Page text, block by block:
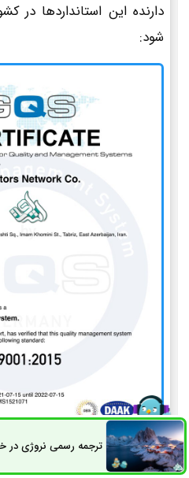
دارنده این استانداردها در
شود:
ترجمه رسمی نروژی درراه های ارتباطی